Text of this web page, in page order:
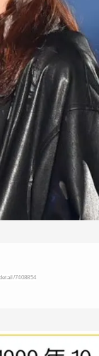
7408854